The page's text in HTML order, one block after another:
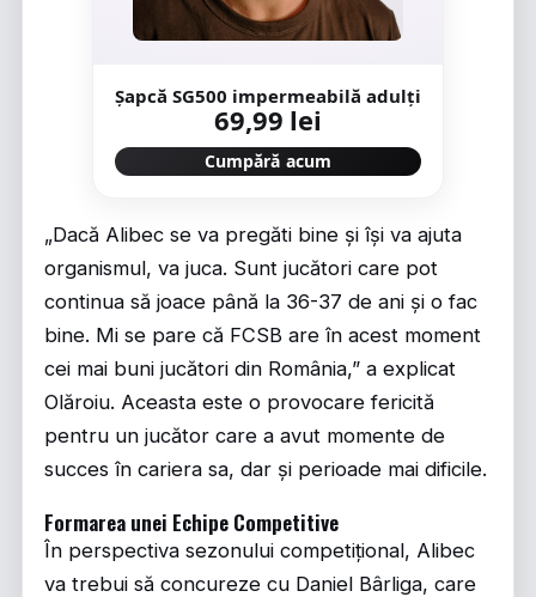
Șapcă SG500 impermeabilă adulți
69,99 lei
Cumpără acum
„Dacă Alibec se va pregăti bine și își va ajuta
organismul, va juca. Sunt jucători care pot
continua să joace până la 36-37 de ani și o fac
bine. Mi se pare că FCSB are în acest moment
cei mai buni jucători din România,” a explicat
Olăroiu. Aceasta este o provocare fericită
pentru un jucător care a avut momente de
succes în cariera sa, dar și perioade mai dificile.
Formarea unei Echipe Competitive
În perspectiva sezonului competițional, Alibec
va trebui să concureze cu Daniel Bârliga, care